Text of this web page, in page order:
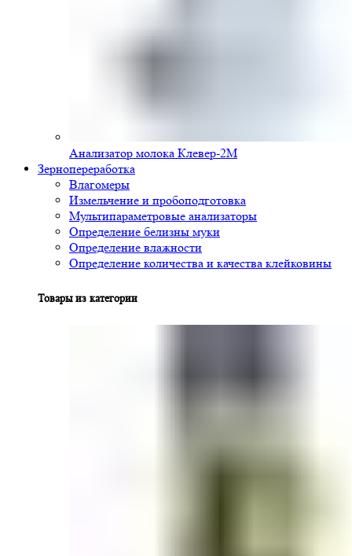
Анализатор молока Клевер-2М
Зернопереработка
Влагомеры
Измельчение и пробоподготовка
Мультипараметровые анализаторы
Определение белизны муки
Определение влажности
Определение количества и качества клейковины
Товары из категории